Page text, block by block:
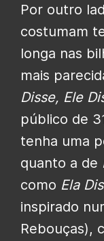
Por outro
costumam
longa nas
mais
Disse, Ele
público de
tenha uma
quanto a de
como Ela
inspirado
Rebouças),